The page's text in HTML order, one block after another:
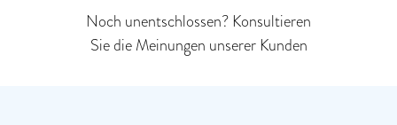
Noch unentschlossen? Konsultieren
Sie die Meinungen unserer Kunden